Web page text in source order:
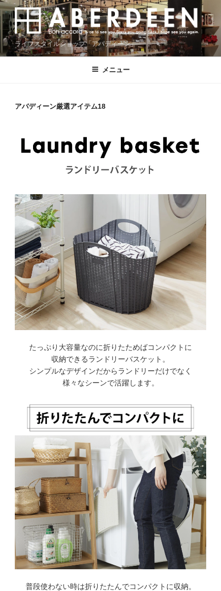
コ
ン
テ
ン
ツ
ライフスタイルショップ「アバディーン」
メニュー
アバディーン厳選アイテム18
たっぷり大容量なのに折りたためばコンパクトに
収納できるランドリーバスケット。
シンプルなデザインだからランドリーだけでなく
様々なシーンで活躍します。
普段使わない時は折りたたんでコンパクトに収納。